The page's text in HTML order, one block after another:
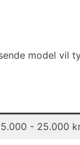
model
- 25.000